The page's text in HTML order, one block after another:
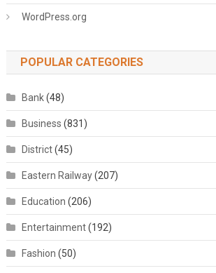
WordPress.org
POPULAR CATEGORIES
Bank(48)
Business (831)
District(45)
Eastern Railway(207)
Education (206)
Entertainment(192)
Fashion (50)